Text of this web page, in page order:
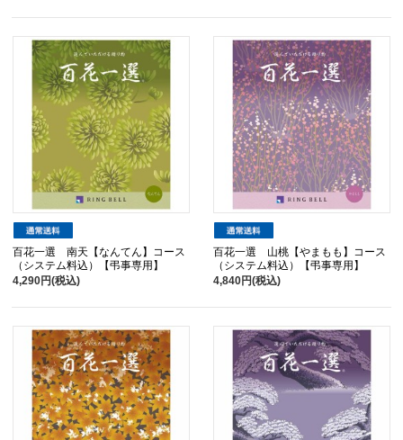
百花一選 南天【なんてん】コース
（システム料込）【弔事専用】
4,290円(税込)
百花一選 山桃【やまもも】コース
（システム料込）【弔事専用】
4,840円(税込)